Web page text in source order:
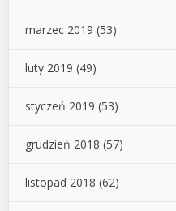
marzec 2019 (53)
luty 2019 (49)
styczeń 2019 (53)
grudzień 2018 (57)
listopad 2018 (62)